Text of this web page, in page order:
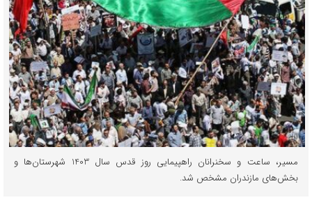
مسیر، ساعت و سخنرانان راهپیمایی روز قدس سال 1403 شهرستان‌ها و
بخش‌های مازندران مشخص شد.